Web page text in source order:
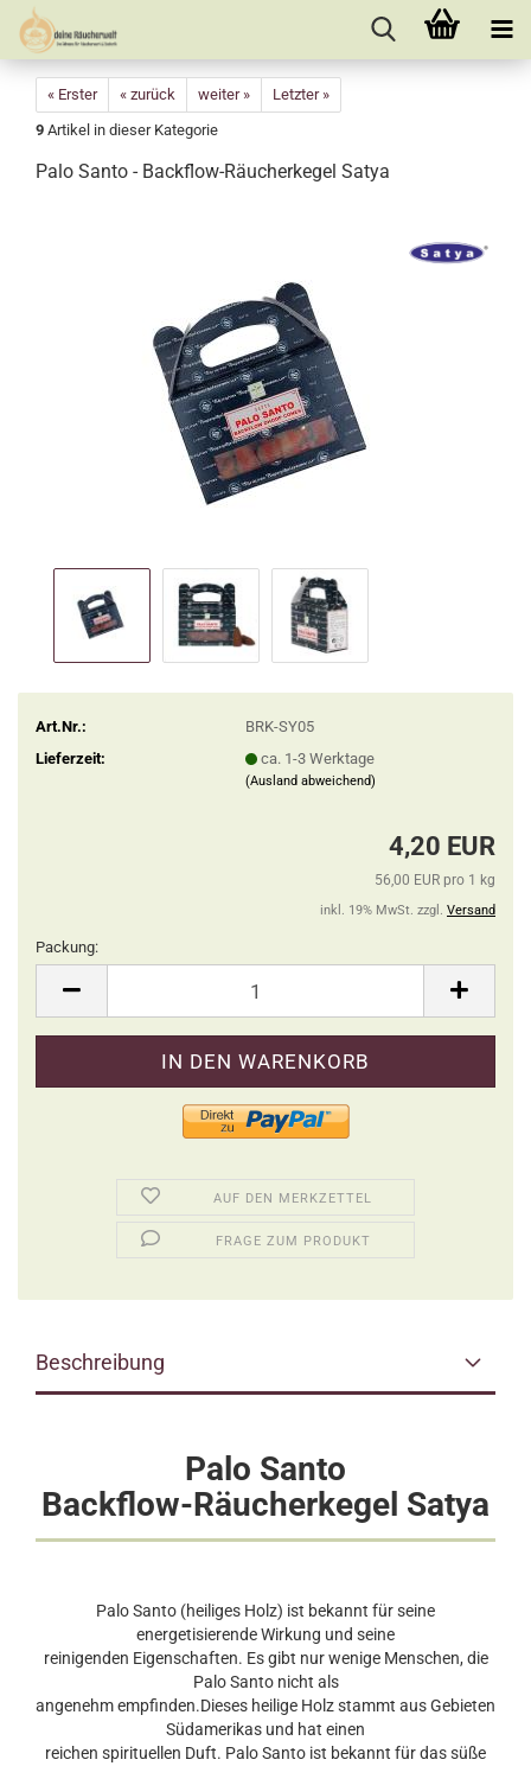
« Erster « zurück weiter »
Letzter »
9 Artikel in dieser Kategorie
Palo Santo - Backflow-Räucherkegel Satya
Art.Nr.:
BRK-SY05
Lieferzeit:
ca. 1-3 Werktage
(Ausland abweichend)
4,20 EUR
56,00 EUR pro 1 kg
inkl. 19% MwSt. zzgl. Versand
Packung:
AUF DEN MERKZETTEL
FRAGE ZUM PRODUKT
Beschreibung
Palo Santo
Backflow-Räucherkegel Satya
Palo Santo (heiliges Holz) ist bekannt für seine
energetisierende Wirkung und seine
reinigenden Eigenschaften. Es gibt nur wenige Menschen, die
Palo Santo nicht als
angenehm empfinden.Dieses heilige Holz stammt aus Gebieten
Südamerikas und hat einen
reichen spirituellen Duft. Palo Santo ist bekannt für das süße